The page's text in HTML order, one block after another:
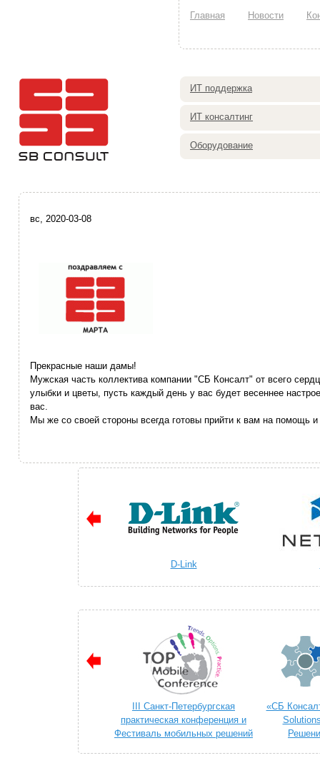
Главная Новости
ИТ поддержка
ИТ консалтинг
Оборудование
вс, 2020-03-08
Прекрасные наши дамы!
Мужская часть коллектива компании "СБ Консалт" от всего
улыбки и цветы, пусть каждый день у вас будет весеннее
вас.
Мы же со своей стороны всегда готовы прийти к вам на
D-Link
III Санкт-Петербургская
практическая конференция и
Фестиваль мобильных решений
«СБ